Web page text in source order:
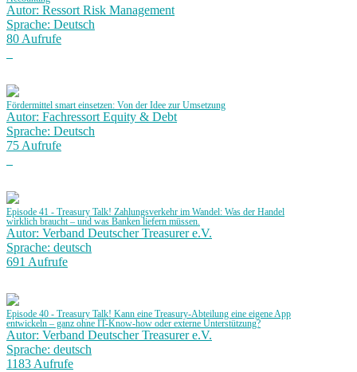
Autor: Ressort Risk Management
Sprache: Deutsch
80 Aufrufe
Fördermittel smart einsetzen: Von der Idee zur Umsetzung
Autor: Fachressort Equity & Debt
Sprache: Deutsch
75 Aufrufe
Episode 41 - Treasury Talk! Zahlungsverkehr im Wandel: Was der Handel
wirklich braucht – und was Banken liefern müssen.
Autor: Verband Deutscher Treasurer e.V.
Sprache: deutsch
691 Aufrufe
Episode 40 - Treasury Talk! Kann eine Treasury-Abteilung eine eigene App
entwickeln – ganz ohne IT-Know-how oder externe Unterstützung?
Autor: Verband Deutscher Treasurer e.V.
Sprache: deutsch
1183 Aufrufe